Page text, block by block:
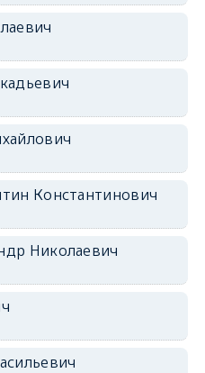
Константинович
Николаевич